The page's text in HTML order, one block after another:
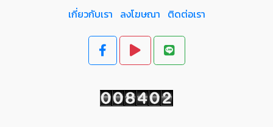
เกี่ยวกับเรา ลงโฆษณา ติดต่อเรา